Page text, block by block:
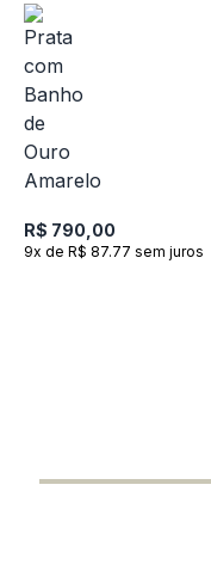
Amarelo 18k
R$ 790,00
9x de R$ 87.77 sem juros